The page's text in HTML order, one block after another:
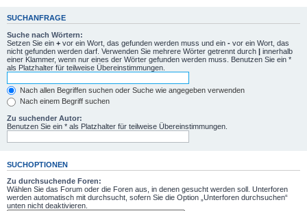
SUCHANFRAGE
Suche nach Wörtern:
Setzen Sie ein + vor ein Wort, das gefunden werden muss und ein - vor ein Wort, das
nicht gefunden werden darf. Verwenden Sie mehrere Wörter getrennt durch | innerhalb
einer Klammer, wenn nur eines der Wörter gefunden werden muss. Benutzen Sie ein *
als Platzhalter für teilweise Übereinstimmungen.
Nach allen Begriffen suchen oder Suche wie angegeben verwenden
Nach einem Begriff suchen
Zu suchender Autor:
Benutzen Sie ein * als Platzhalter für teilweise Übereinstimmungen.
SUCHOPTIONEN
Zu durchsuchende Foren:
Wählen Sie das Forum oder die Foren aus, in denen gesucht werden soll. Unterforen
werden automatisch mit durchsucht, sofern Sie die Option „Unterforen durchsuchen“
unten nicht deaktivieren.